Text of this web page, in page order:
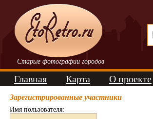
Старые фотографии городов
Главная Карта О проекте
Зарегистрированные участники
Имя пользователя: